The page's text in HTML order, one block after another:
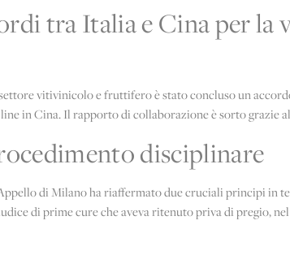
tra Italia e Cina per la
vitivinicolo e fruttifero è stato concluso un
in Cina. Il rapporto di collaborazione è sorto grazie
disciplinare
di Milano ha riaffermato due cruciali principi
di prime cure che aveva ritenuto priva di pregio,